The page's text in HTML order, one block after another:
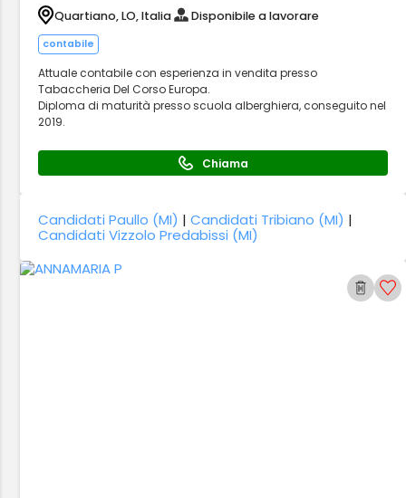
Quartiano, LO, Italia Disponibile a lavorare
contabile
Attuale contabile con esperienza in vendita presso
Tabaccheria Del Corso Europa.
Diploma di maturità presso scuola alberghiera, conseguito nel
2019.
Chiama
Candidati Paullo (MI) |Candidati Tribiano (MI) |
Candidati Vizzolo Predabissi (MI)